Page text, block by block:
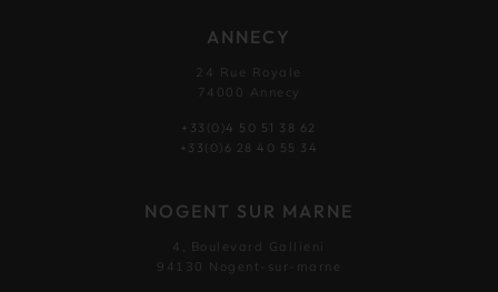
ANNECY
24 Rue Royale
74000 Annecy
+33(0)4 50 51 38 62
+33(0)6 28 40 55 34
NOGENT SUR MARNE
4, Boulevard Gallieni
94130 Nogent-sur-marne